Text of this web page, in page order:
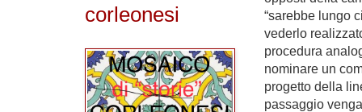
“sarebbe lungo
vederlo
procedura
nominare un
progetto della
passaggio
corleonesi